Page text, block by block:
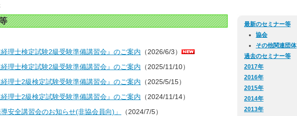
経理士検定試験2級受験準備講習会』のご案内 （2026/6/3）
経理士検定試験2級受験準備講習会』のご案内 （2025/11/10）
経理士2級検定試験受験準備講習会』のご案内 （2025/5/15）
経理士2級検定試験受験準備講習会』のご案内 （2024/11/14）
安全講習会のお知らせ(非協会員向)」
（2024/7/5）
最新のセミナー等
協会
その他関連団体
過去のセミナー等
2017年
2016年
2015年
2014年
2013年